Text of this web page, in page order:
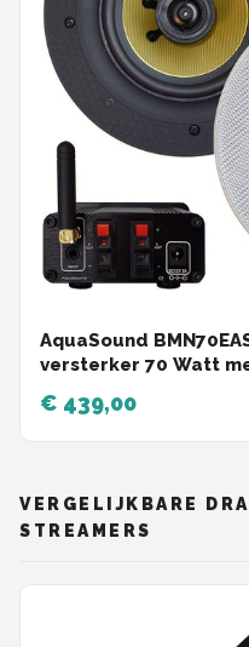
AquaSound
versterker 70 Watt
€ 439,00
VERGELIJKBARE
STREAMERS